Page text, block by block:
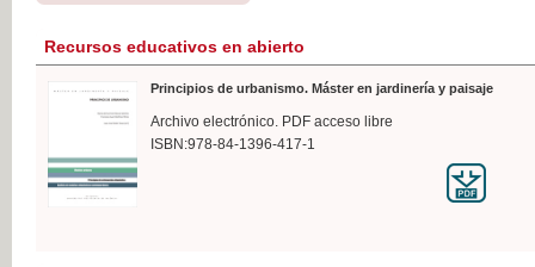
Recursos educativos en abierto
Principios de urbanismo. Máster en jardinería y paisaje
Archivo electrónico. PDF acceso libre
ISBN:978-84-1396-417-1